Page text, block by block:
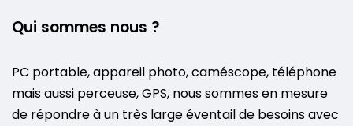
Qui sommes nous ?
PC portable, appareil photo, caméscope, téléphone
mais aussi perceuse, GPS, nous sommes en mesure
de répondre à un très large éventail de besoins avec